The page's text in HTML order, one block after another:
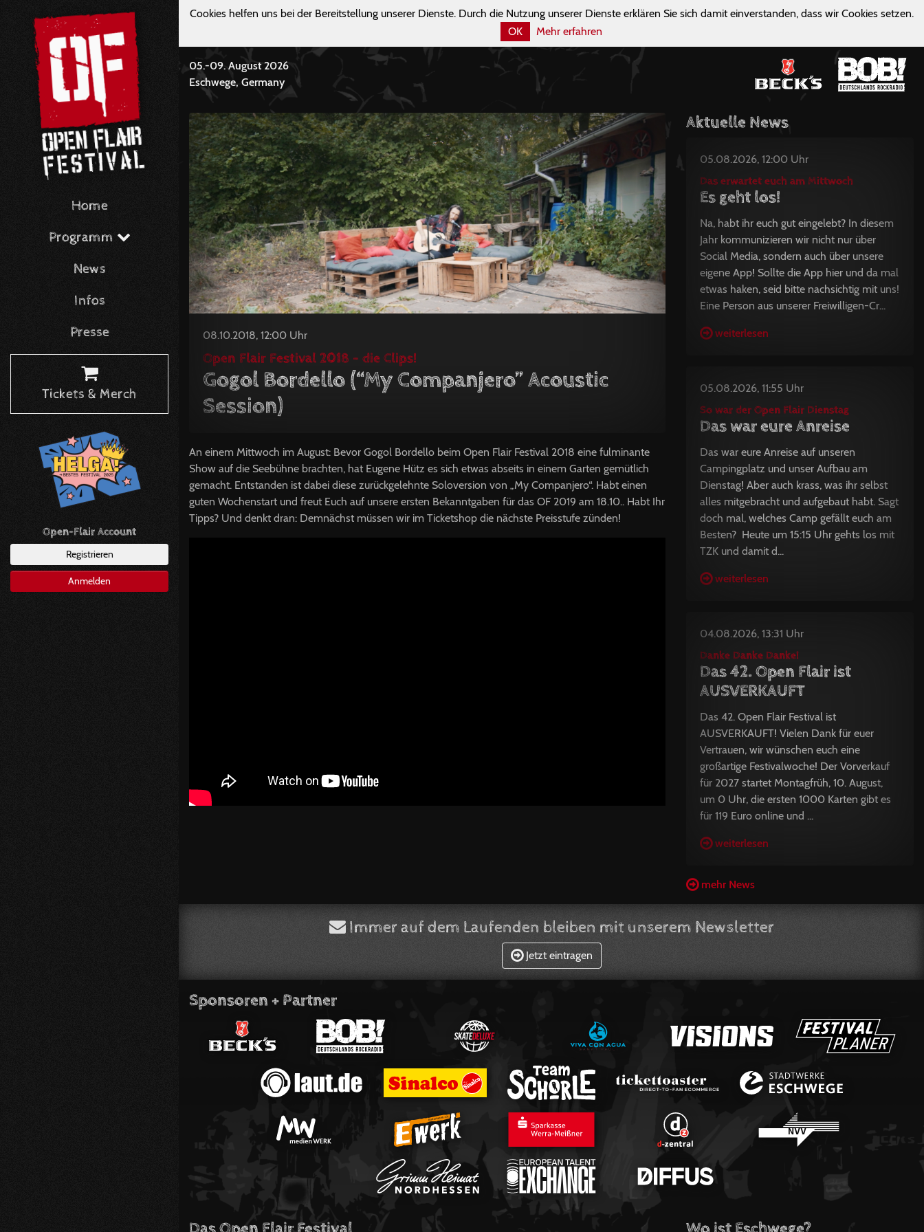
Home
Programm
News
Infos
Presse
Tickets & Merch
Open-Flair Account
Registrieren
Anmelden
Cookies helfen uns bei der Bereitstellung unserer Dienste. Durch die Nutzung unserer Dienste erklären Sie sich damit einverstanden, dass wir Cookies setzen.
OK
Mehr erfahren
05.-09. August 2026
Eschwege, Germany
08.10.2018, 12:00 Uhr
Open Flair Festival 2018 – die Clips!
Gogol Bordello (“My Companjero” Acoustic
Session)
An einem Mittwoch im August: Bevor Gogol Bordello beim Open Flair Festival 2018 eine fulminante
Show auf die Seebühne brachten, hat Eugene Hütz es sich etwas abseits in einem Garten gemütlich
gemacht. Entstanden ist dabei diese zurückgelehnte Soloversion von „My Companjero“. Habt einen
guten Wochenstart und freut Euch auf unsere ersten Bekanntgaben für das OF 2019 am 18.10.. Habt Ihr
Tipps? Und denkt dran: Demnächst müssen wir im Ticketshop die nächste Preisstufe zünden!
Aktuelle News
05.08.2026, 12:00 Uhr
Das erwartet euch am Mittwoch
Es geht los!
Na, habt ihr euch gut eingelebt? In diesem
Jahr kommunizieren wir nicht nur über
Social Media, sondern auch über unsere
eigene App! Sollte die App hier und da mal
etwas haken, seid bitte nachsichtig mit uns!
Eine Person aus unserer Freiwilligen-Cr...
weiterlesen
05.08.2026, 11:55 Uhr
So war der Open Flair Dienstag
Das war eure Anreise
Das war eure Anreise auf unseren
Campingplatz und unser Aufbau am
Dienstag! Aber auch krass, was ihr selbst
alles mitgebracht und aufgebaut habt. Sagt
doch mal, welches Camp gefällt euch am
Besten? Heute um 15:15 Uhr gehts los mit
TZK und damit d...
weiterlesen
04.08.2026, 13:31 Uhr
Danke Danke Danke!
Das 42. Open Flair ist
AUSVERKAUFT
Das 42. Open Flair Festival ist
AUSVERKAUFT! Vielen Dank für euer
Vertrauen, wir wünschen euch eine
großartige Festivalwoche! Der Vorverkauf
für 2027 startet Montagfrüh, 10. August,
um 0 Uhr, die ersten 1000 Karten gibt es
für 119 Euro online und ...
weiterlesen
mehr News
Immer auf dem Laufenden bleiben mit unserem Newsletter
Jetzt eintragen
Sponsoren + Partner